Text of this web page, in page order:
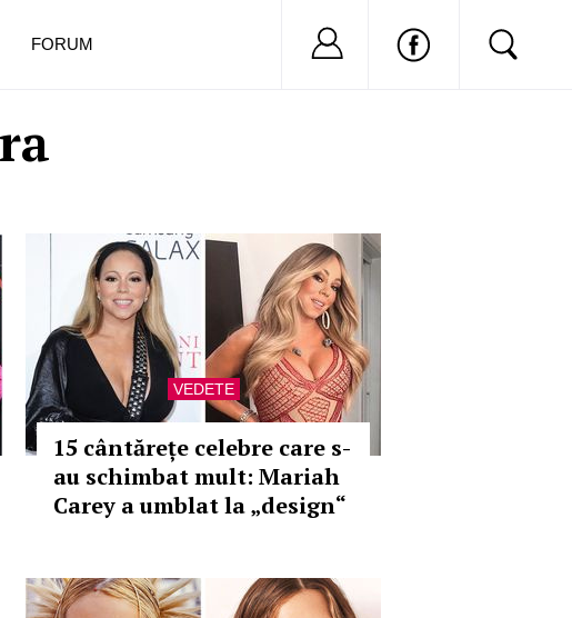
VEDETE
15 cântărețe celebre care s-
au schimbat mult: Mariah
Carey a umblat la „design“
FORUM Nu ai cont?